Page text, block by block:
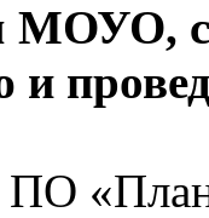
МОУО,
и
ПО